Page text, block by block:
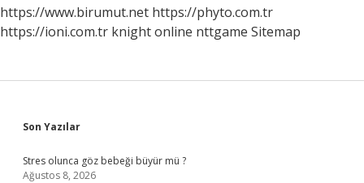
https://www.birumut.net https://phyto.com.tr
https://ioni.com.tr knight online nttgame Sitemap
Sidebar
Son Yazılar
Stres olunca göz bebeği büyür mü ?
Ağustos 8, 2026